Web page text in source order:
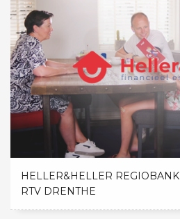
HELLER&HELLER REGIOBANK
RTV DRENTHE